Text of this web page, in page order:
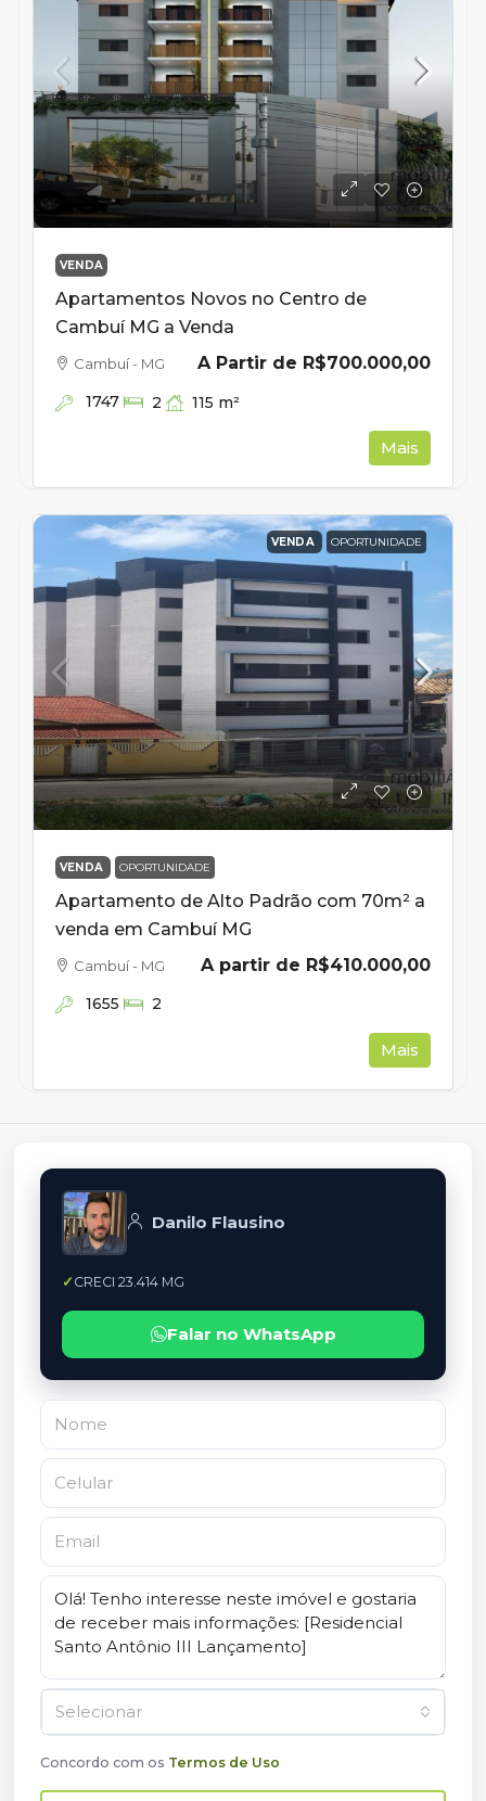
VENDA
Apartamentos Novos no Centro de
Cambuí MG a Venda
A Partir de R$700.000,00
Cambuí - MG
1747 2 115 m²
Mais
VENDA OPORTUNIDADE
VENDA OPORTUNIDADE
Apartamento de Alto Padrão com 70m² a
venda em Cambuí MG
A partir de R$410.000,00
Cambuí - MG
1655 2
Mais
Danilo Flausino
CRECI 23.414 MG
Falar no WhatsApp
Selecionar
Concordo com os Termos de Uso